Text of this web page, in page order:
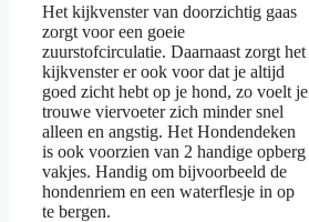
Het kijkvenster van doorzichtig gaas
zorgt voor een goeie
zuurstofcirculatie. Daarnaast zorgt het
kijkvenster er ook voor dat je altijd
goed zicht hebt op je hond, zo voelt je
trouwe viervoeter zich minder snel
alleen en angstig. Het Hondendeken
is ook voorzien van 2 handige opberg
vakjes. Handig om bijvoorbeeld de
hondenriem en een waterflesje in op
te bergen.